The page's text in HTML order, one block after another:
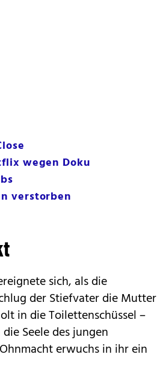
wegen Doku
verstorben
sich, als die
der Stiefvater die Mutter
in die Toilettenschüssel –
Seele des jungen
erwuchs in ihr ein